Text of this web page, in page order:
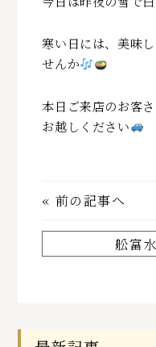
寒い日には、美味
せんか
本日ご来店のお客
お越しください
« 前の記事へ
舩富